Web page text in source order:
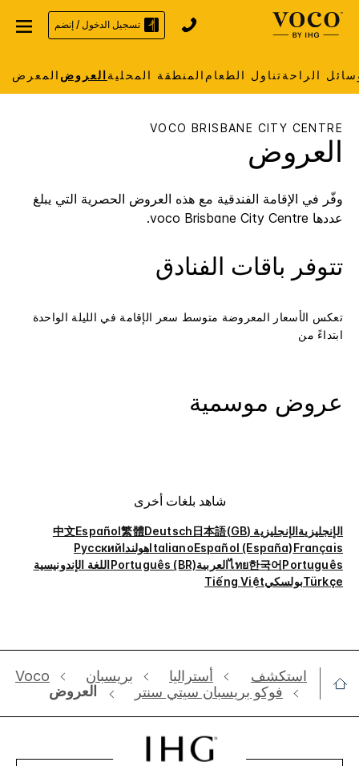
تسجيل الدخول / إنضم
الراحةتناول الطعام المنطقة المحليةالعروض المعرض
VOCO BRISBANE CITY CENTRE
العروض
وفّر في الإقامة الفندقية مع هذه العروض الحصرية التي يبلغ
عددها
voco Brisbane City Centre
.
تتوفر باقات الفنادق
تعكس الأسعار المعروضة متوسط سعر الإقامة في الليلة الواحدة
ابتداءً من
عروض موسمية
شاهد بلغات أخرى
الإنجليزيةالإنجليزية (GB) 日本語
Deutsch
繁體
Español
中文
Français
Español (España)
ItalianoهولنداРусский
Português
한국어
ไทยالعربيةPortuguês (BR)اللغة الإندونيسية
TürkçeبولسكيTiếng Việt
استكشف أستراليا بريسبان
Voco
فوكو بريسبان سيتي سنتر
العروض